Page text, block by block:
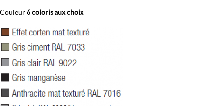
Couleur6 coloris aux choix